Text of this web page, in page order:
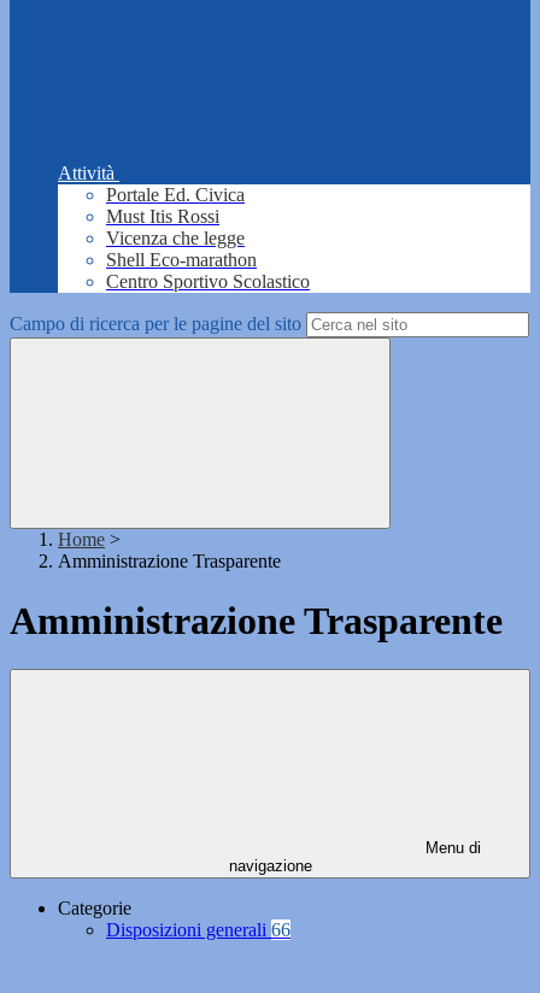
Attività
Portale Ed. Civica
Must Itis Rossi
Vicenza che legge
Shell Eco-marathon
Centro Sportivo Scolastico
Campo di ricerca per le pagine del sito
Home >
Amministrazione Trasparente
Amministrazione Trasparente
Menu di
navigazione
Categorie
Disposizioni generali 66